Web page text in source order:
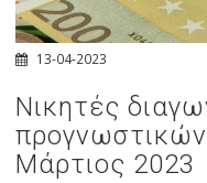
13-04-2023
Νικητές
Μάρτιος 2023